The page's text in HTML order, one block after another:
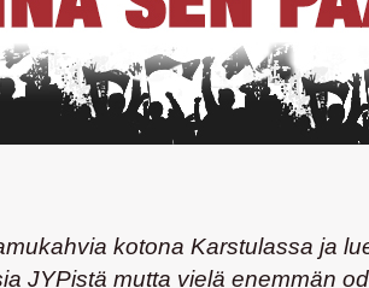
kotona Karstulassa ja
JYPistä mutta vielä enemmän